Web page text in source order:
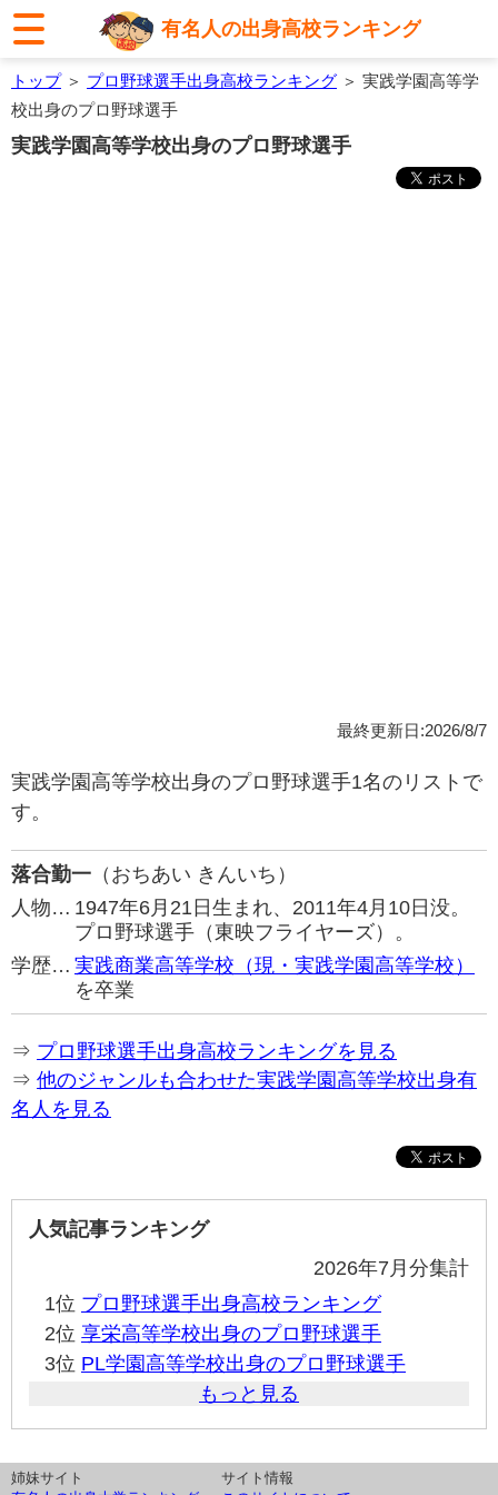
有名人の出身高校ランキング
トップ＞ プロ野球選手出身高校ランキング ＞ 実践学園高等学
校出身のプロ野球選手
実践学園高等学校出身のプロ野球選手
最終更新日:2026/8/7
実践学園高等学校出身のプロ野球選手1名のリストで
す。
落合勤一 （おちあい きんいち）
人物… 1947年6月21日生まれ、2011年4月10日没。
プロ野球選手（東映フライヤーズ）。
学歴… 実践商業高等学校（現・実践学園高等学校）
を卒業
⇒ プロ野球選手出身高校ランキングを見る
⇒ 他のジャンルも合わせた実践学園高等学校出身有
名人を見る
人気記事ランキング
2026年7月分集計
1位 プロ野球選手出身高校ランキング
2位 享栄高等学校出身のプロ野球選手
3位 PL学園高等学校出身のプロ野球選手
もっと見る
姉妹サイト
サイト情報